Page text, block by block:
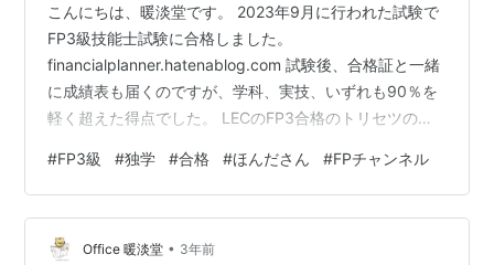
こんにちは、暖淡堂です。 2023年9月に行われた試験で
FP3級技能士試験に合格しました。
financialplanner.hatenablog.com 試験後、合格証と一緒
に成績表も届くのですが、学科、実技、いずれも90％を
軽く超えた得点でした。 LECのFP3合格のトリセツのテ
した段階ではあまり頭に入っていませんでした。 あまり
馴染みのない言葉が山のように出てきて、そこに戸惑い
ました。 FP3級 合格のトリセツ 速習テキスト 2023-24
年版 2023年版 FP合格のトリセツシリーズ 作者:東京リー
#FP3級 #独学 #合格 #ほんださん #FPチャンネル
Office 暖淡堂 • 3年前